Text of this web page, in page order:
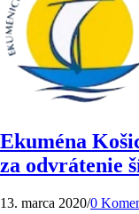
Ekuména
za odvrátenie
13. marca 2020/0